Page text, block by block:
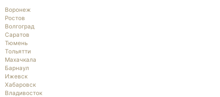
Воронеж
Ростов
Волгоград
Саратов
Тюмень
Тольятти
Махачкала
Барнаул
Ижевск
Хабаровск
Владивосток